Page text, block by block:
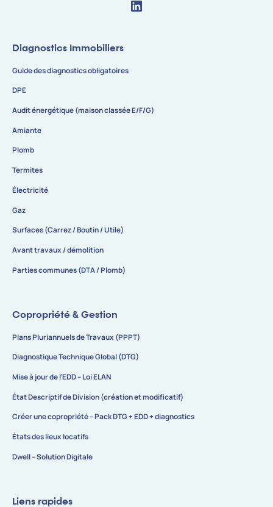
Diagnostics Immobiliers
Guide des diagnostics obligatoires
DPE
Audit énergétique (maison classée E/F/G)
Amiante
Plomb
Termites
Électricité
Gaz
Surfaces (Carrez / Boutin / Utile)
Avant travaux / démolition
Parties communes (DTA / Plomb)
Copropriété & Gestion
Plans Pluriannuels de Travaux (PPPT)
Diagnostique Technique Global (DTG)
Mise à jour de l’EDD – Loi ELAN
État Descriptif de Division (création et modificatif)
Créer une copropriété – Pack DTG + EDD + diagnostics
États des lieux locatifs
Dwell – Solution Digitale
Liens rapides